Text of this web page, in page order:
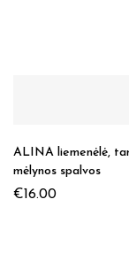
ALINA liemenėlė,
mėlynos spalvos
€16.00